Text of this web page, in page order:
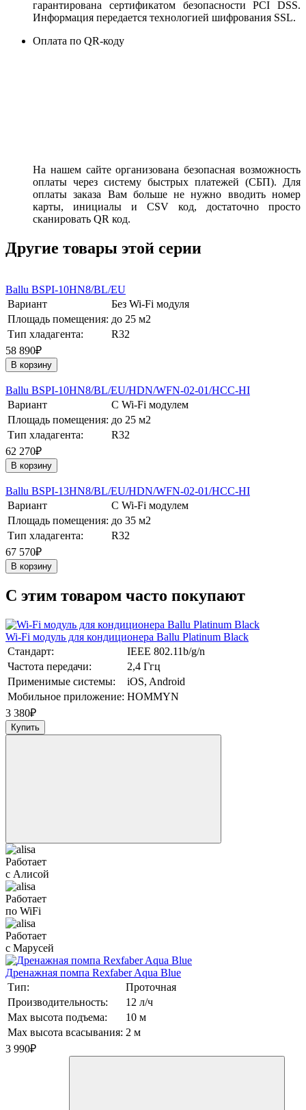
гарантирована сертификатом безопасности PCI DSS.
Информация передается технологией шифрования SSL.
Оплата по QR-коду
На нашем сайте организована безопасная возможность
оплаты через систему быстрых платежей (СБП). Для
оплаты заказа Вам больше не нужно вводить номер
карты, инициалы и CSV код, достаточно просто
сканировать QR код.
Другие товары этой серии
Ballu BSPI-10HN8/BL/EU
Вариант
Без Wi-Fi модуля
Площадь помещения: до 25 м2
Тип хладагента:
R32
58 890₽
В корзину
Ballu BSPI-10HN8/BL/EU/HDN/WFN-02-01/HCC-HI
Вариант
С Wi-Fi модулем
Площадь помещения: до 25 м2
Тип хладагента:
R32
62 270₽
В корзину
Ballu BSPI-13HN8/BL/EU/HDN/WFN-02-01/HCC-HI
Вариант
С Wi-Fi модулем
Площадь помещения: до 35 м2
Тип хладагента:
R32
67 570₽
В корзину
C этим товаром часто покупают
Wi-Fi модуль для кондиционера Ballu Platinum Black
Стандарт:
IEEE 802.11b/g/n
Частота передачи:
2,4 Ггц
Применимые системы:
iOS, Android
Мобильное приложение: HOMMYN
3 380₽
Купить
Работает
с Алисой
Работает
по WiFi
Работает
с Марусей
Дренажная помпа Rexfaber Aqua Blue
Тип:
Проточная
Производительность:
12 л/ч
Max высота подъема:
10 м
Max высота всасывания: 2 м
3 990₽